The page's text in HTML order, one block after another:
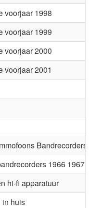
voorjaar 1998
voorjaar 1999
voorjaar 2000
voorjaar 2001
Bandrecorders
1966 1967
hi-fi apparatuur
in huis